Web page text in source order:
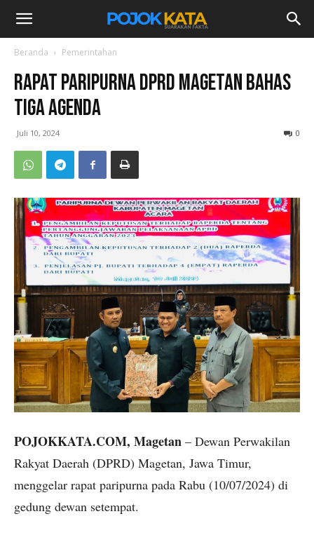
Beranda Pemerintahan
Rapat Paripurna DPRD Magetan Bahas
Tiga Agenda
Juli 10, 2024 0
POJOKKATA.COM, Magetan – Dewan Perwakilan
Rakyat Daerah (DPRD) Magetan, Jawa Timur,
menggelar rapat paripurna pada Rabu (10/07/2024) di
gedung dewan setempat.